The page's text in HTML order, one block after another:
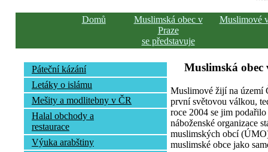
Domů
Muslimská obec v
Praze
se představuje
Muslimové
Páteční kázání
Letáky o islámu
Mešity a modlitebny v ČR
Halal obchody a
restaurace
Výuka arabštiny
Muslimská obec
Muslimové žijí na území
první světovou válkou,
roce 2004 se jim
náboženské organizace
muslimských obcí
muslimské obce jako